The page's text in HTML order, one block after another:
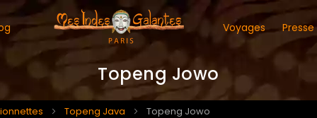
Voyages Presse
Topeng Jowo
Topeng Java Topeng Jowo